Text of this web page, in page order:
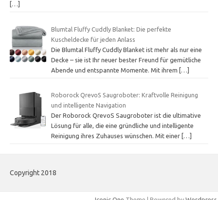
[…]
Blumtal Fluffy Cuddly Blanket: Die perfekte
Kuscheldecke für jeden Anlass
Die Blumtal Fluffy Cuddly Blanket ist mehr als nur eine
Decke – sie ist Ihr neuer bester Freund für gemütliche
Abende und entspannte Momente. Mit ihrem […]
Roborock QrevoS Saugroboter: Kraftvolle Reinigung
und intelligente Navigation
Der Roborock QrevoS Saugroboter ist die ultimative
Lösung für alle, die eine gründliche und intelligente
Reinigung ihres Zuhauses wünschen. Mit einer […]
Copyright 2018